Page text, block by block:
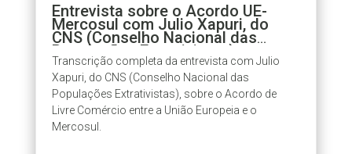
Entrevista sobre o Acordo UE-
Mercosul com Julio Xapuri, do
CNS (Conselho Nacional das
Populações Extrativistas)
Transcrição completa da entrevista com Julio
Xapuri, do CNS (Conselho Nacional das
Populações Extrativistas), sobre o Acordo de
Livre Comércio entre a União Europeia e o
Mercosul.